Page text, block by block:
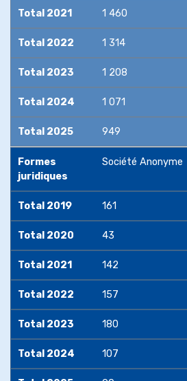
Total 2021 1 460
Total 2022 1 314
Total 2023 1 208
Total 2024 1 071
Total 2025 949
Formes
juridiques
Société Anonyme
Total 2019 161
Total 2020 43
Total 2021 142
Total 2022 157
Total 2023 180
Total 2024 107